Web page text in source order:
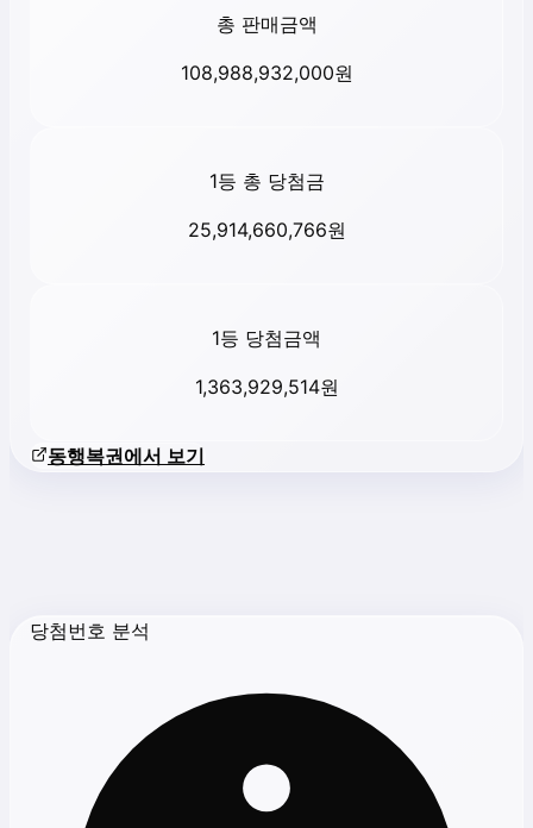
총 판매금액
108,988,932,000원
1등 총 당첨금
25,914,660,766원
1등 당첨금액
1,363,929,514원
동행복권에서 보기
당첨번호 분석